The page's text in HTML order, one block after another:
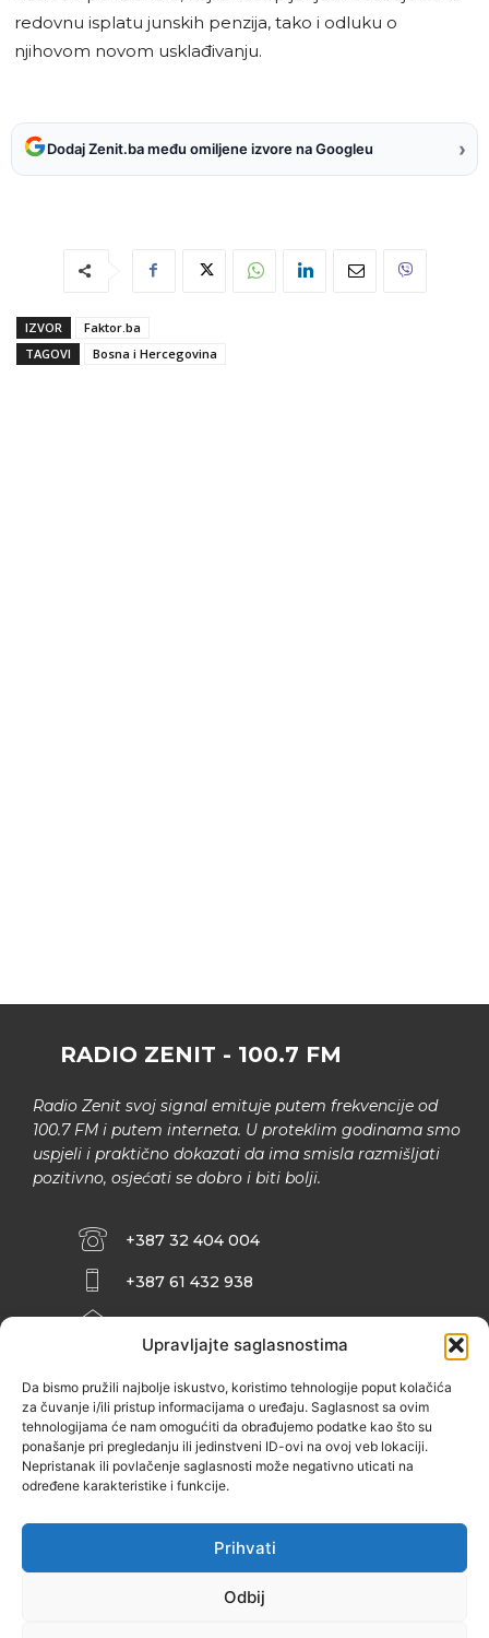
Upravljajte saglasnostima
Da bismo pružili najbolje iskustvo, koristimo tehnologije poput kolačića
za čuvanje i/ili pristup informacijama o uređaju. Saglasnost sa ovim
tehnologijama će nam omogućiti da obrađujemo podatke kao što su
ponašanje pri pregledanju ili jedinstveni ID-ovi na ovoj veb lokaciji.
Nepristanak ili povlačenje saglasnosti može negativno uticati na
određene karakteristike i funkcije.
Prihvati
Odbij
redovnu isplatu junskih penzija, tako i odluku o
njihovom novom usklađivanju.
Dodaj Zenit.ba među omiljene izvore na Googleu ›
IZVOR
Faktor.ba
TAGOVI
Bosna i Hercegovina
RADIO ZENIT - 100.7 FM
Radio Zenit svoj signal emituje putem frekvencije od
100.7 FM i putem interneta. U proteklim godinama smo
uspjeli i praktično dokazati da ima smisla razmišljati
pozitivno, osjećati se dobro i biti bolji.
+387 32 404 004
+387 61 432 938
INFO@ZENIT.BA
ZENIČANKA, 3. SPRAT), 72000 ZENICA